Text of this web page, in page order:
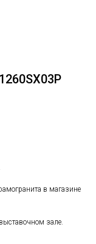
в магазине
зале.